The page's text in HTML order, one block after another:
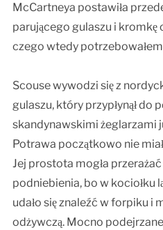
McCartneya postawiła
parującego gulaszu i kromkę
czego wtedy
Scouse wywodzi się z
gulaszu, który przypłynął do
skandynawskimi żeglarzami
Potrawa początkowo nie
Jej prostota mogła
podniebienia, bo w kociołku
udało się znaleźć w forpiku i
odżywczą. Mocno